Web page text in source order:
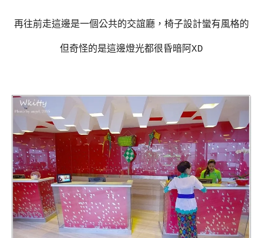
再往前走這邊是一個公共的交誼廳，椅子設計蠻有風格的
但奇怪的是這邊燈光都很昏暗阿XD